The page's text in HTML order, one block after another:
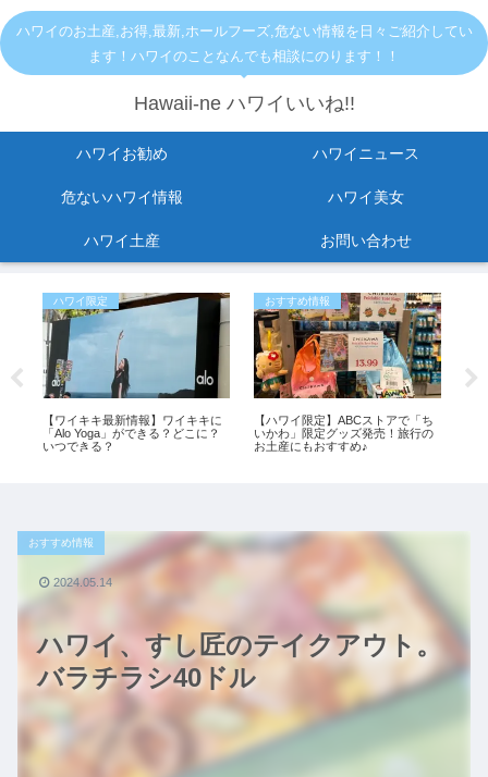
ハワイのお土産,お得,最新,ホールフーズ,危ない情報を日々ご紹介してい
ます！ハワイのことなんでも相談にのります！！
Hawaii-ne ハワイいいね!!
ハワイお勧め ハワイニュース
危ないハワイ情報 ハワイ美女
ハワイ土産 お問い合わせ
ハワイ限定
【ワイキキ最新情報】ワイキキに
「Alo Yoga」ができる？どこに？
いつできる？
おすすめ情報
【ハワイ限定】ABCストアで「ち
いかわ」限定グッズ発売！旅行の
お土産にもおすすめ♪
ハワイ、すし匠のテイクアウト。
バラチラシ40ドル
おすすめ情報
2024.05.14